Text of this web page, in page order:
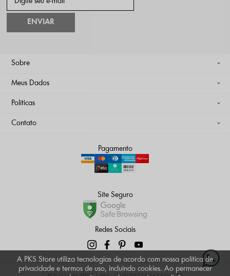
ENVIAR
Sobre
Meus Dados
Políticas
Contato
Pagamento
Site Seguro
Redes Sociais
A PKS Store utiliza tecnologias de acordo com nossa política de
privacidade e termos de uso, incluindo cookies. Ao permanecer